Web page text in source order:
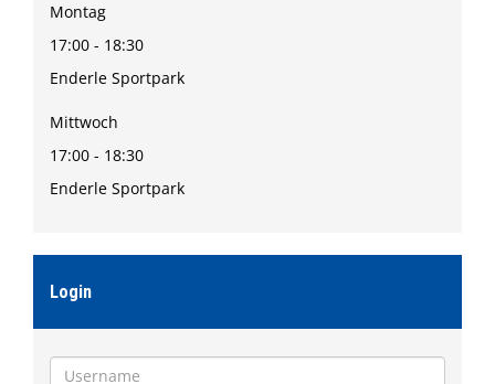
Montag
17:00 - 18:30
Enderle Sportpark
Mittwoch
17:00 - 18:30
Enderle Sportpark
Login